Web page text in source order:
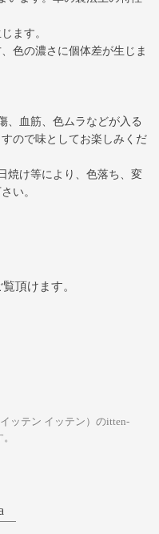
ます。
色の濃さに個体差が生じま
、血筋、色ムラなどが入る
ので味としてお楽しみくだ
焼け等により、色落ち、変
い。
頂けます。
ッテン イッテン）のitten-